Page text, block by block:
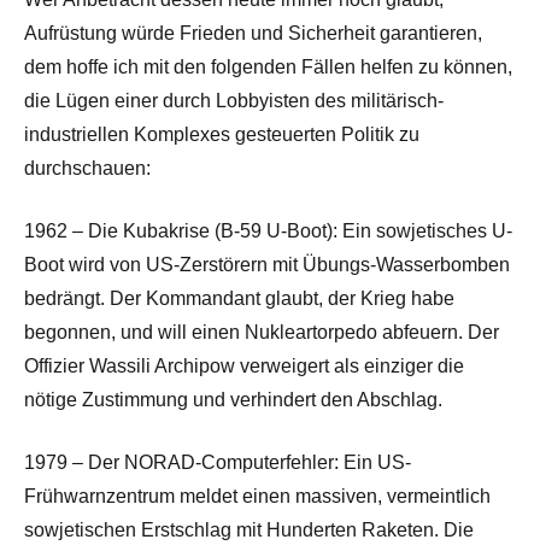
Aufrüstung würde Frieden und Sicherheit garantieren,
dem hoffe ich mit den folgenden Fällen helfen zu können,
die Lügen einer durch Lobbyisten des militärisch-
industriellen Komplexes gesteuerten Politik zu
durchschauen:
1962 – Die Kubakrise (B-59 U-Boot): Ein sowjetisches U-
Boot wird von US-Zerstörern mit Übungs-Wasserbomben
bedrängt. Der Kommandant glaubt, der Krieg habe
begonnen, und will einen Nukleartorpedo abfeuern. Der
Offizier Wassili Archipow verweigert als einziger die
nötige Zustimmung und verhindert den Abschlag.
1979 – Der NORAD-Computerfehler: Ein US-
Frühwarnzentrum meldet einen massiven, vermeintlich
sowjetischen Erstschlag mit Hunderten Raketen. Die